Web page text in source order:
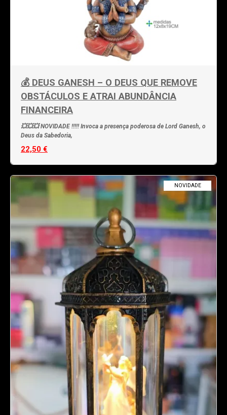
💰 DEUS GANESH – O DEUS QUE REMOVE
OBSTÁCULOS E ATRAI ABUNDÂNCIA
FINANCEIRA
💥💥💥 NOVIDADE !!!!! Invoca a presença poderosa de Lord Ganesh, o
Deus da Sabedoria,
22,50 €
NOVIDADE